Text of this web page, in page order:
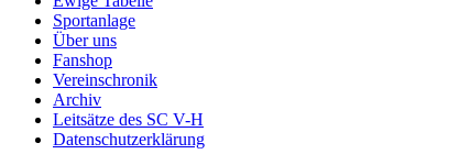
Sportanlage
Über uns
Fanshop
Vereinschronik
Archiv
Leitsätze des SC V-H
Datenschutzerklärung